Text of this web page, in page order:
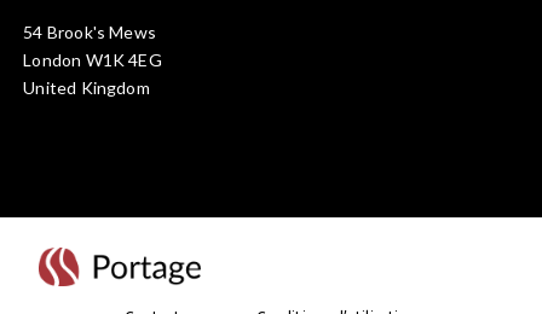
54 Brook's Mews
London W1K 4EG
United Kingdom